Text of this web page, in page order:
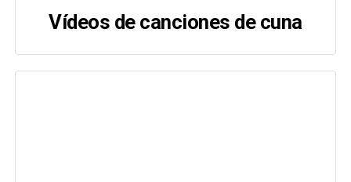
Vídeos de canciones de cuna